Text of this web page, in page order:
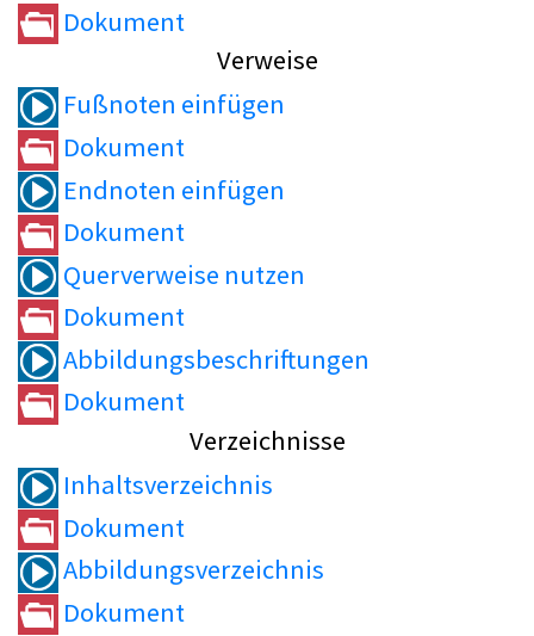
Dokument
Verweise
Fußnoten einfügen
Dokument
Endnoten einfügen
Dokument
Querverweise nutzen
Dokument
Abbildungsbeschriftungen
Dokument
Verzeichnisse
Inhaltsverzeichnis
Dokument
Abbildungsverzeichnis
Dokument